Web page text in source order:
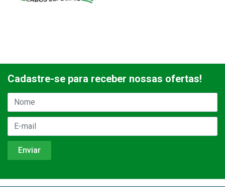
Cadastre-se para receber nossas ofertas!